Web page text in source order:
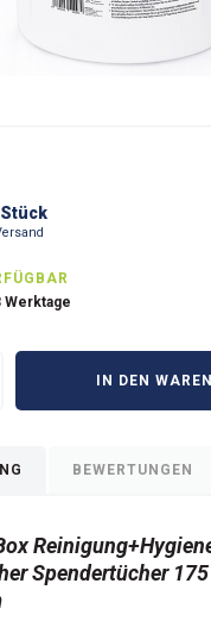
Werktage
IN DEN
BEWERTUNGEN
Spendertücher